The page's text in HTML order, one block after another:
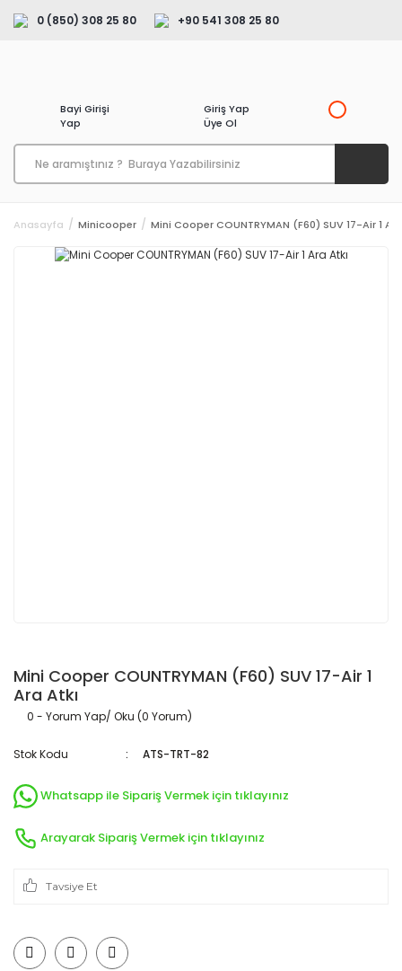
0 (850) 308 25 80 +90 541 308 25 80
Bayi Girişi
Yap
Giriş Yap
Üye Ol
Anasayfa Minicooper Mini Cooper COUNTRYMAN (F60) SUV 17-Air 1
Mini Cooper COUNTRYMAN (F60) SUV 17-Air 1
Ara Atkı
0 - Yorum Yap/ Oku (0 Yorum)
Stok Kodu ATS-TRT-82
Whatsapp ile Sipariş Vermek için tıklayınız
Arayarak Sipariş Vermek için tıklayınız
Tavsiye Et